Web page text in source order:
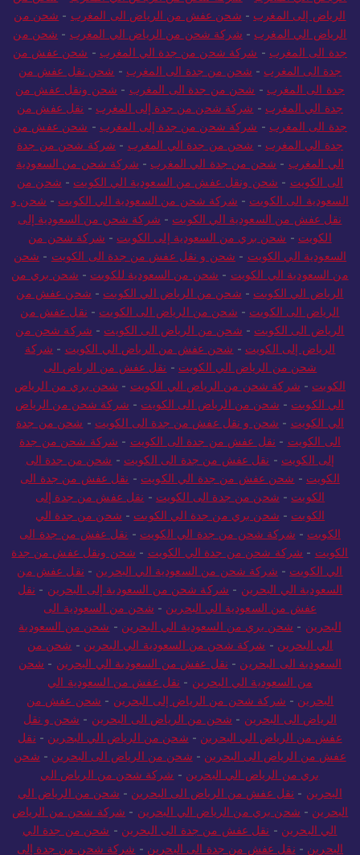
الرياض الي المغرب- شركة شحن من الرياض الي المغرب - شحن من
الرياض إلى المغرب -شحن عفش من الرياض الى المغرب - شحن من
الرياض الي المغرب- شركة شحن من الرياض الي المغرب- شحن من
جدة الى المغرب -شركة شحن من جدة الي المغرب- شحن عفش من
جدة الى المغرب -شحن من جدة الى المغرب -شحن نقل عفش من
جدة الى المغرب- شحن من جدة الى المغرب-شحن ونقل عفش من
جدة الي المغرب-شركة شحن من جدة إلى المغرب-نقل عفش من
جدة الى المغرب - شركة شحن من جدة إلى المغرب- شحن عفش من
جدة الي المغرب- شحن من جدة الي المغرب -شركة شحن من جدة
الي المغرب -شحن من جدة الي المغرب-شركة شحن من السعودية
الى الكويت
-شحن ونقل عفش من السعودية الي الكويت-شحن من
السعودية الى الكويت-شركة شحن من السعودية الي الكويت -شحن و
نقل عفش من السعودية الي الكويت -شركة شحن من السعودية إلى
الكويت- شحن بري من السعودية إلى الكويت- شركة شحن من
السعودية الي الكويت-شحن و نقل عفش من جدة الى الكويت - شحن
من السعودية الي الكويت-شحن من السعودية للكويت-شحن بري من
الرياض الي الكويت- شحن من الرياض الي الكويت- شحن عفش من
الرياض الى الكويت-شحن من الرياض الى الكويت-نقل عفش من
الرياض الى الكويت- شحن من الرياض الى الكويت -شركة شحن من
الرياض إلى الكويت- شحن عفش من الرياض الي الكويت -شركة
شحن من الرياض الي الكويت-
نقل عفش من الرياض الى
الكويت-شركة شحن من الرياض الي الكويت - شحن بري من الرياض
الي الكويت - شحن من الرياض الى الكويت-
شركة شحن من الرياض
الي الكويت- شحن و نقل عفش من جدة الى الكويت-شحن من جدة
الى الكويت-نقل عفش من جدة الى الكويت-شركة شحن من جدة
إلى الكويت- نقل عفش من جدة الى الكويت-
شحن من جدة الى
الكويت-شحن عفش من جدة الي الكويت-
نقل عفش من جدة الى
الكويت - شحن من جدة الى الكويت-نقل عفش من جدة إلى
الكويت- شحن بري من جدة الي الكويت-شحن من جدة الي
الكويت-شركة شحن من جدة الي الكويت -نقل عفش من جدة الى
الكويت-شركة شحن من جدة الي الكويت-
شحن ونقل عفش من جدة
الي الكويت- شركة شحن من السعودية الي البحرين-
نقل عفش من
السعودية الي البحرين-شركة شحن من السعودية إلى البحرين
عفش من السعودية الي البحرين
-شحن من السعودية الى
البحرين-شحن بري من السعودية الي البحرين -شحن من السعودية
الي البحرين
-شركة شحن من السعودية الي البحرين-شحن من
السعودية الى البحرين- نقل عفش من السعودية الي البحرين-
من السعودية الي البحرين-نقل عفش من السعودية الي
البحرين- شركة شحن من الرياض إلى البحرين-شحن عفش من
الرياض الى البحرين
-شحن من الرياض الى البحرين -شحن و نقل
عفش من الرياض الي البحرين -شحن من الرياض الي البحرين -نقل
عفش من الرياض الى البحرين-شحن من الرياض الى البحرين-
بري من الرياض الي البحرين-
شركة شحن من الرياض الي
البحرين-نقل عفش من الرياض الى البحرين-شحن من الرياض الي
البحرين-شحن بري من الرياض الي البحرين-شركة شحن من الرياض
الي البحرين
-نقل عفش من جدة الى البحرين -شحن من جدة الي